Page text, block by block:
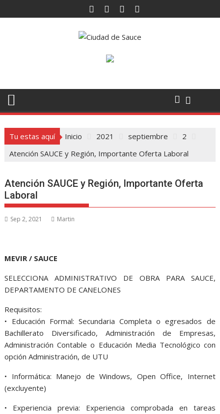
al
Tu estas aquí Inicio 2021 septiembre
2
Atención SAUCE y Región, Importante Oferta Laboral
Atención SAUCE y Región, Importante Oferta
Laboral
Sep 2, 2021 Martin
MEVIR / SAUCE
SELECCIONA ADMINISTRATIVO DE OBRA PARA SAUCE,
DEPARTAMENTO DE CANELONES
Requisitos:
• Educación Formal: Secundaria Completa o egresados de
Bachillerato Diversificado, Administración de Empresas,
Administración Contable o Educación Media Tecnológico con
opción Administración, de UTU
• Informática: Manejo de Windows, Open Office, Internet
(excluyente)
• Experiencia previa: Experiencia comprobada en tareas